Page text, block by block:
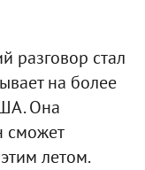
стал
на более
Она
сможет
летом.